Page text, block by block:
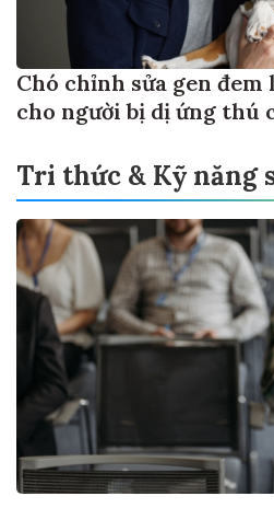
Chó chỉnh sửa gen đem
cho người bị dị ứng thú
Tri thức & Kỹ năng